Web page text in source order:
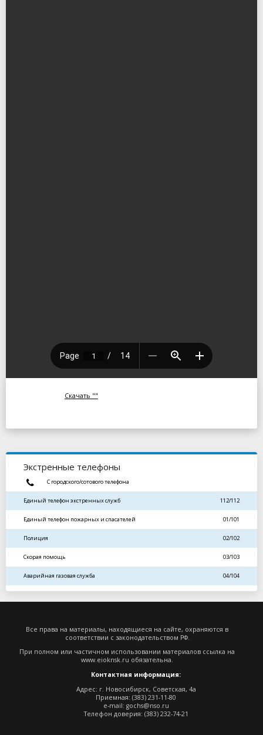
Скачать ""
Экстренные телефоны
С городского/сотового телефона
Единый телефон экстренных служб 112/112
Единый телефон пожарных и спасателей 01/101
Полиция 02/102
Скорая помощь 03/103
Аварийная газовая служба 04/104
Все права на материалы, находящиеся на сайте, охраняются в
соответствии с законодательством РФ.
При полном или частичном использовании материалов ссылка на
www.eioknsk.ru обязательна.
Контактная информация:
Адрес: г. Новосибирск, Советская, 4а
Приемная: (383) 231-11-80
e-mail: gochs@nso.ru
Телефон доверия: (383) 232-74-21